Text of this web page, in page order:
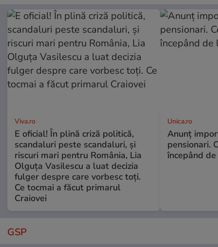
Viva.ro
E oficial! În plină criză politică,
scandaluri peste scandaluri, și
riscuri mari pentru România, Lia
Olguța Vasilescu a luat decizia
fulger despre care vorbesc toți.
Ce tocmai a făcut primarul
Craiovei
Unica.ro
Anunț
pensionari.
începând
GSP